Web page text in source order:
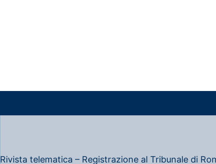
Rivista telematica – Registrazione al Tribunale di